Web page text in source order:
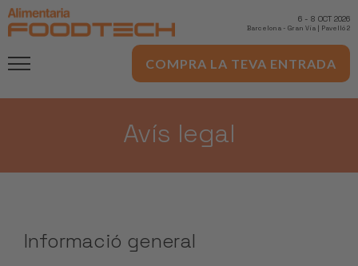
COMPRA LA TEVA ENTRADA
6 - 8 OCT 2026
Barcelona - Gran Via | Pavelló 2
Avís legal
Informació general